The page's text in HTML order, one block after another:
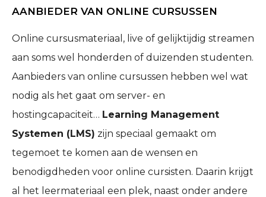
AANBIEDER VAN ONLINE CURSUSSEN
Online cursusmateriaal, live of gelijktijdig streamen
aan soms wel honderden of duizenden studenten.
Aanbieders van online cursussen hebben wel wat
nodig als het gaat om server- en
hostingcapaciteit… Learning Management
Systemen (LMS) zijn speciaal gemaakt om
tegemoet te komen aan de wensen en
benodigdheden voor online cursisten. Daarin krijgt
al het leermateriaal een plek, naast onder andere